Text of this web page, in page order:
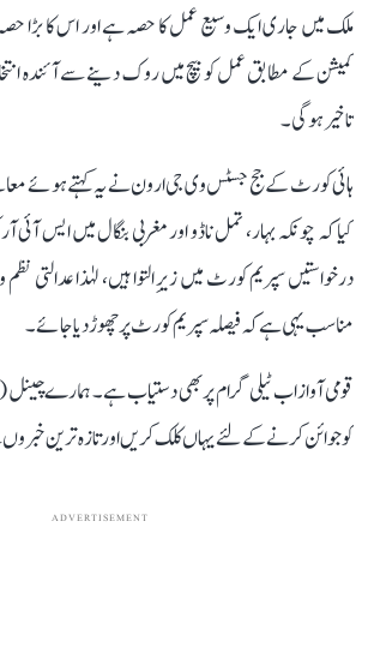
ملک میں جاری ایک وسیع عمل کا حصہ ہے اور اس کا بڑا
کمیشن کے مطابق عمل کو بیچ میں روک دینے سے آئندہ
تاخیر ہوگی۔
ہائی کورٹ کے جج جسٹس وی جی ارون نے یہ کہتے ہوئے
کیا کہ چونکہ بہار، تمل ناڈو اور مغربی بنگال میں ایس آئی
درخواستیں سپریم کورٹ میں زیرِ التوا ہیں، لہٰذا
مناسب یہی ہے کہ فیصلہ سپریم کورٹ پر چھوڑ دیا جائے۔
قومی آواز اب ٹیلی گرام پر بھی دستیاب ہے۔ ہمارے چینل (
کو جوائن کرنے کے لئے یہاں کلک کریں اور تازہ ترین
ADVERTISEMENT